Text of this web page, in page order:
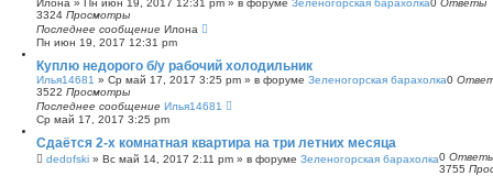
Илона » Пн июн 19, 2017 12:31 pm » в форуме Зеленогорская барахолка0 Ответы
3324 Просмотры
Последнее сообщение Илона
Пн июн 19, 2017 12:31 pm
Куплю недорого б/у рабочий холодильник
Илья14681 » Ср май 17, 2017 3:25 pm » в форуме Зеленогорская барахолка0
3522 Просмотры
Последнее сообщение Илья14681
Ср май 17, 2017 3:25 pm
Сдаётся 2-х комнатная квартира на три летних месяца
dedofski » Вс май 14, 2017 2:11 pm » в форуме Зеленогорская барахолка0
3755